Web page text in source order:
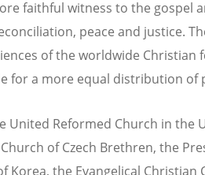
faithful witness to the gospel
peace and justice.
of the worldwide Christian
for a more equal distribution of
United Reformed Church in the
of Czech Brethren, the
Korea, the Evangelical Christian